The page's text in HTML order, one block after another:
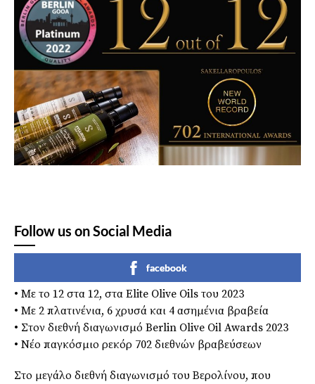
Follow us on Social Media
facebook
• Με το 12 στα 12, στα Elite Olive Oils του 2023
• Με 2 πλατινένια, 6 χρυσά και 4 ασημένια βραβεία
• Στον διεθνή διαγωνισμό Berlin Olive Oil Awards 2023
• Νέο παγκόσμιο ρεκόρ 702 διεθνών βραβεύσεων
Στο μεγάλο διεθνή διαγωνισμό του Βερολίνου, που